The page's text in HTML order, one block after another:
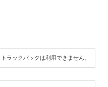
トラックバックは利用できません。